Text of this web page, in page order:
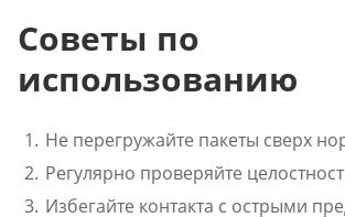
Советы по
использованию
Не перегружайте пакеты сверх
Регулярно проверяйте
Избегайте контакта с острыми